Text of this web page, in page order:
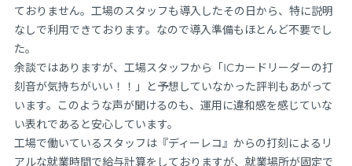
ておりません。工場のスタッフも導入したその日から、特に説明
なしで利用できております。なので導入準備もほとんど不要でし
た。
余談ではありますが、工場スタッフから「ICカードリーダーの打
刻音が気持ちがいい！！」と予想していなかった評判もあがって
います。このような声が聞けるのも、運用に違和感を感じていな
い表れであると安心しています。
工場で働いているスタッフは『ディーレコ』からの打刻によるリ
アルな就業時間で給与計算をしておりますが、就業場所が固定で